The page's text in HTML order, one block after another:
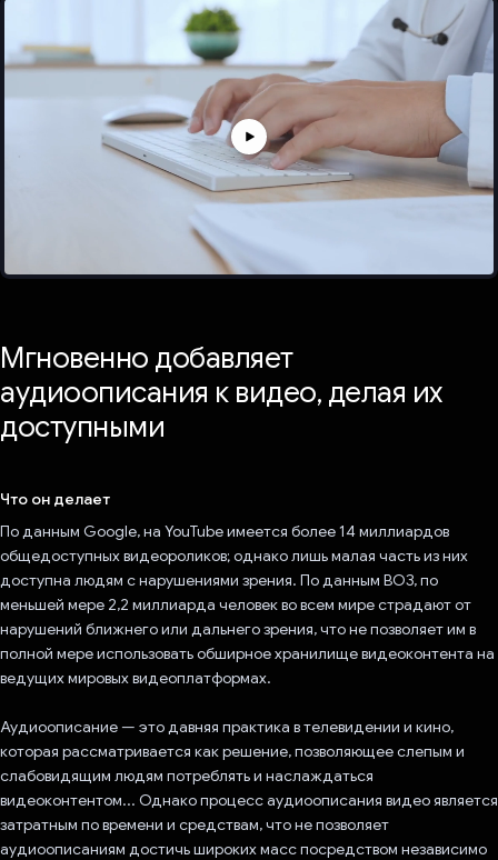
Мгновенно добавляет
аудиоописания к видео, делая их
доступными
Что он делает
По данным Google, на YouTube имеется более 14 миллиардов
общедоступных видеороликов; однако лишь малая часть из них
доступна людям с нарушениями зрения. По данным ВОЗ, по
меньшей мере 2,2 миллиарда человек во всем мире страдают от
нарушений ближнего или дальнего зрения, что не позволяет им в
полной мере использовать обширное хранилище видеоконтента на
ведущих мировых видеоплатформах.
Аудиоописание — это давняя практика в телевидении и кино,
которая рассматривается как решение, позволяющее слепым и
слабовидящим людям потреблять и наслаждаться
видеоконтентом... Однако процесс аудиоописания видео является
затратным по времени и средствам, что не позволяет
аудиоописаниям достичь широких масс посредством независимо